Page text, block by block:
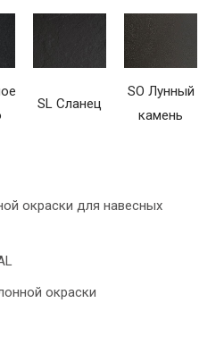
SL Сланец
SO Лунный
камень
окраски для навесных
окраски